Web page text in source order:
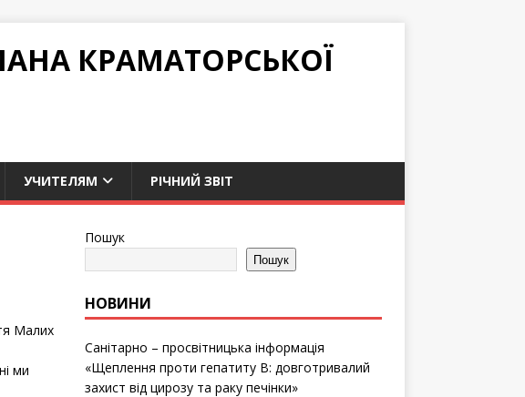
КРАМАТОРСЬКОЇ
УЧИТЕЛЯМ РІЧНИЙ ЗВІТ
Малих
ми
Пошук
Пошук
НОВИНИ
Санітарно – просвітницька інформація
«Щеплення проти гепатиту B: довготривалий
захист від цирозу та раку печінки»